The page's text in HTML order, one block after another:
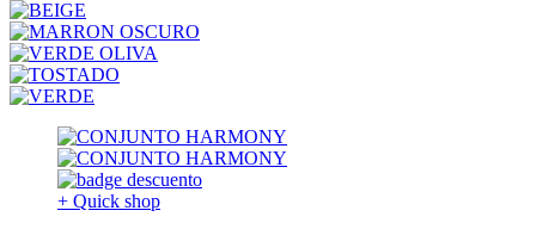
+ Quick shop